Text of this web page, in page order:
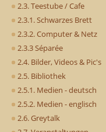
2.3. Teestube / Cafe
2.3.1. Schwarzes Brett
2.3.2. Computer & Netz
2.3.3 Séparée
2.4. Bilder, Videos & Pic's
2.5. Bibliothek
2.5.1. Medien - deutsch
2.5.2. Medien - englisch
2.6. Greytalk